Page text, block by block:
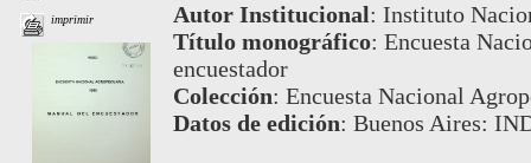
imprimir Autor Institucional: Instituto
Título monográfico: Encuesta
encuestador
Colección: Encuesta Nacional
Datos de edición: Buenos Aires: